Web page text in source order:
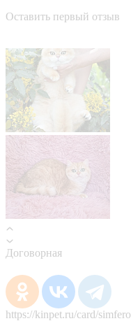
Оставить первый отзыв
Договорная
https://kinpet.ru/card/